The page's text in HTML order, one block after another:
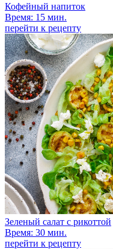
Кофейный напиток
Время: 15 мин.
перейти к рецепту
Зеленый салат с рикоттой
Время: 30 мин.
перейти к рецепту